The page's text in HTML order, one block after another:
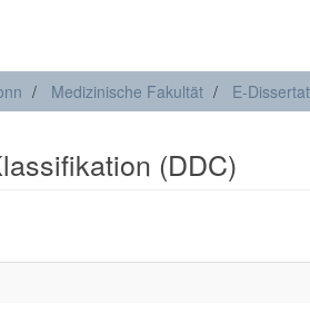
Medizinische Fakultät E-
(DDC)